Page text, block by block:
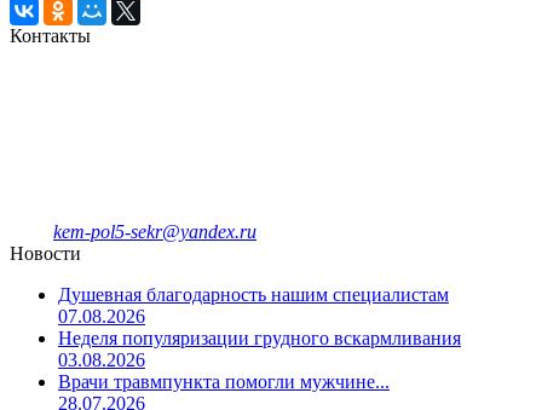
Контакты
kem-pol5-sekr@yandex.ru
Новости
Душевная благодарность нашим специалистам
07.08.2026
Неделя популяризации грудного вскармливания
03.08.2026
Врачи травмпункта помогли мужчине...
28.07.2026